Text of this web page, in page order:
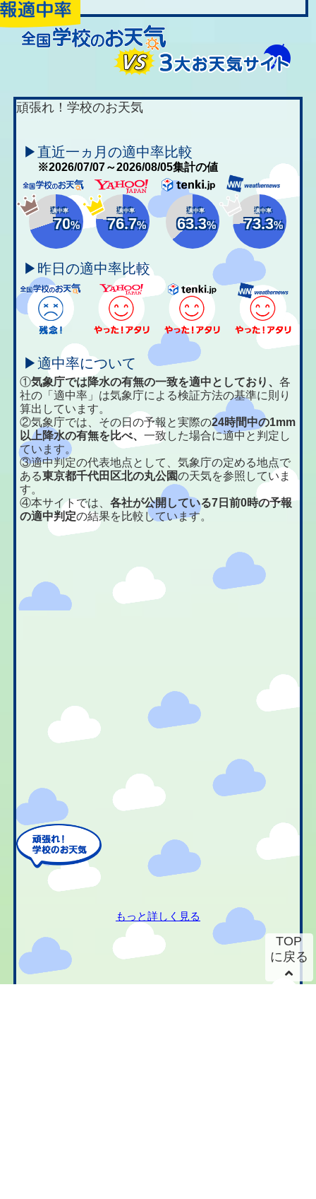
頑張れ！学校のお天気
▶直近一ヵ月の適中率比較
※2026/07/07～2026/08/05集計の値
適中率
70%
適中率
76.7%
適中率
63.3%
適中率
73.3%
▶昨日の適中率比較
▶適中率について
①気象庁では降水の有無の一致を適中としており、各
社の「適中率」は気象庁による検証方法の基準に則り
算出しています。
②気象庁では、その日の予報と実際の24時間中の1mm
以上降水の有無を比べ、一致した場合に適中と判定し
ています。
③適中判定の代表地点として、気象庁の定める地点で
ある東京都千代田区北の丸公園の天気を参照していま
す。
④本サイトでは、各社が公開している7日前0時の予報
の適中判定の結果を比較しています。
もっと詳しく見る
TOP
に戻る